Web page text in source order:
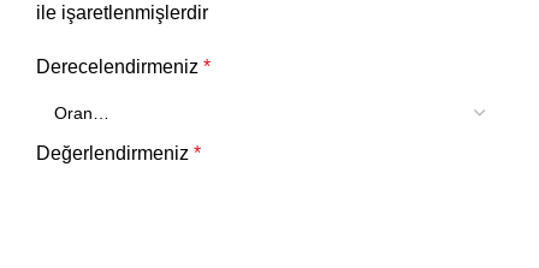
ile işaretlenmişlerdir
Derecelendirmeniz *
Değerlendirmeniz *